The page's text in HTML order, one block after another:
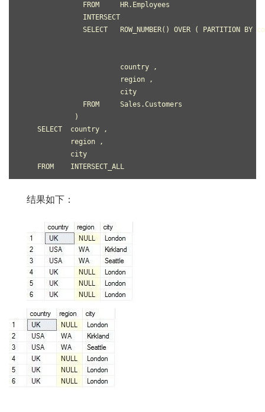
               FROM     HR.Employees
               INTERSECT
SELECT   ROW_NUMBER() OVER ( PARTITION BY
                        country ,
                        region ,
                        city
               FROM     Sales.Customers
             )
    SELECT  country ,
            region ,
            city
    FROM    INTERSECT_ALL
结果如下：